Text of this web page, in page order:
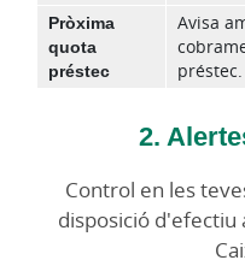
Pròxima
quota
préstec
Avisa
préstec.
2.
Control en les
disposició d'efectiu